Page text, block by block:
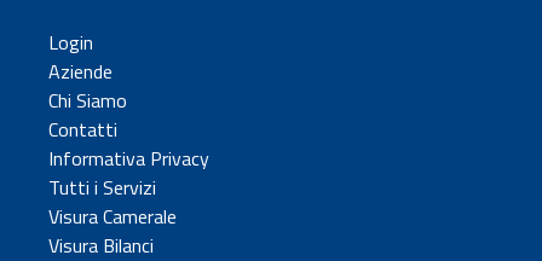
Login
Aziende
Chi Siamo
Contatti
Informativa Privacy
Tutti i Servizi
Visura Camerale
Visura Bilanci